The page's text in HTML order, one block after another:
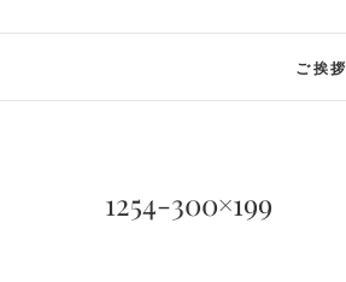
ご挨拶
1254-300×199